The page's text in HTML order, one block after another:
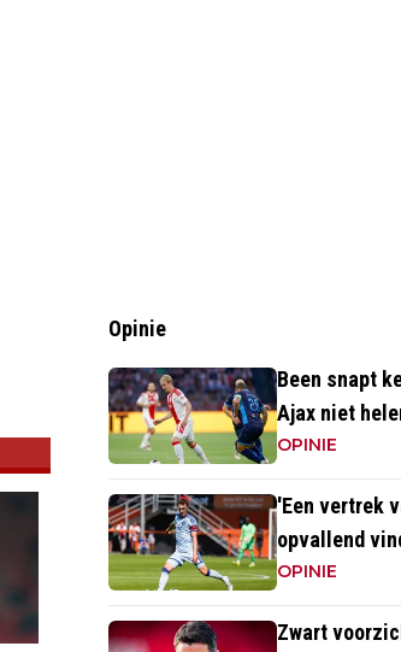
Opinie
Been snapt
Ajax niet
wat
OPINIE
'Een vertrek
opvallend
van de
Blind'
OPINIE
Zwart